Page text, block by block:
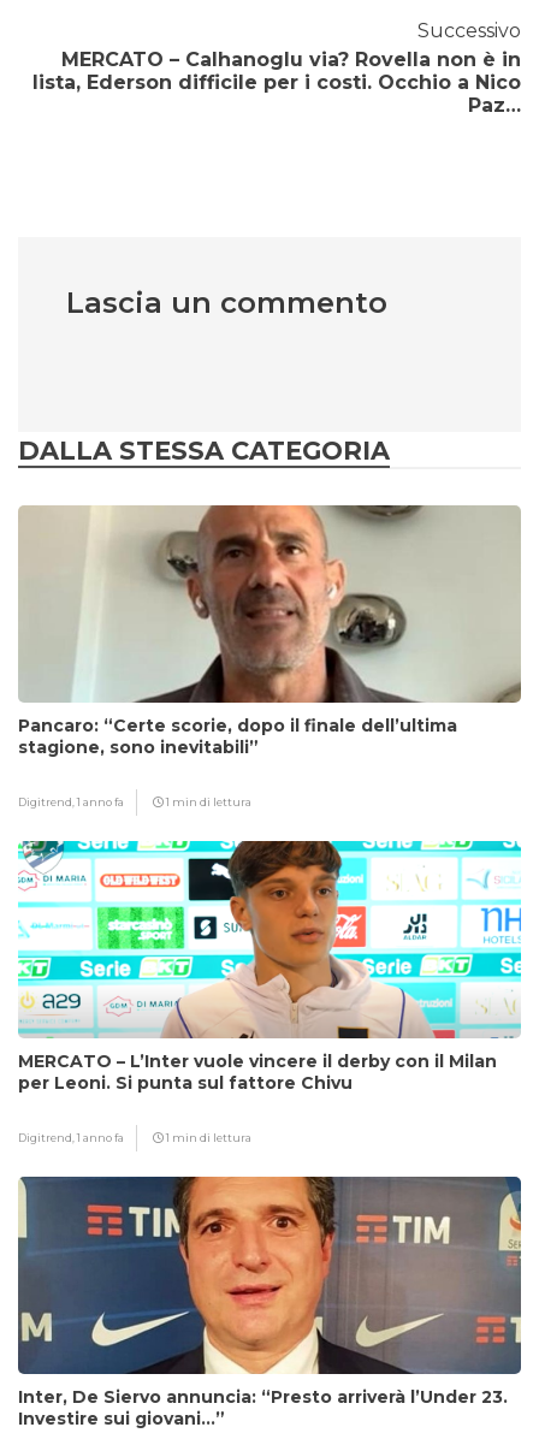
Successivo
MERCATO – Calhanoglu via? Rovella non è in
lista, Ederson difficile per i costi. Occhio a Nico
Paz…
Lascia un commento
DALLA STESSA CATEGORIA
Pancaro: “Certe scorie, dopo il finale dell’ultima
stagione, sono inevitabili”
Digitrend,1 anno fa 1 min di lettura
MERCATO – L’Inter vuole vincere il derby con il Milan
per Leoni. Si punta sul fattore Chivu
Digitrend,1 anno fa 1 min di lettura
Inter, De Siervo annuncia: “Presto arriverà l’Under 23.
Investire sui giovani…”